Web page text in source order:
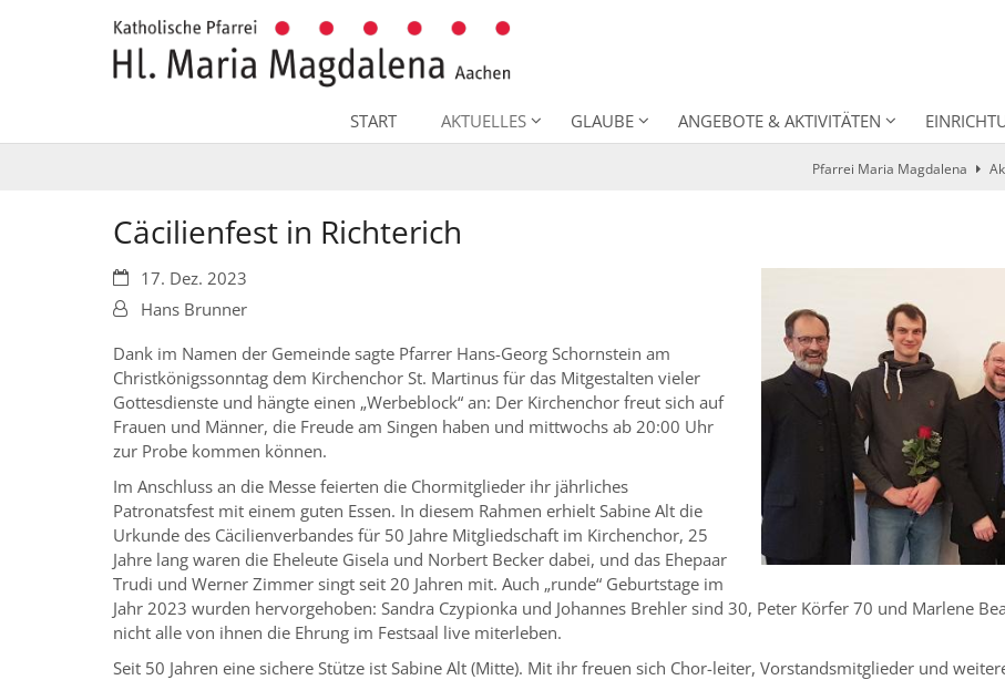
START AKTUELLES GLAUBE ANGEBOTE & AKTIVITÄTEN
Pfarrei Maria Magdalena
Cäcilienfest in Richterich
Datum:17. Dez. 2023
Von:Hans Brunner
Dank im Namen der Gemeinde sagte Pfarrer Hans-Georg Schornstein am
Christkönigssonntag dem Kirchenchor St. Martinus für das Mitgestalten vieler
Gottesdienste und hängte einen „Werbeblock“ an: Der Kirchenchor freut sich auf
Frauen und Männer, die Freude am Singen haben und mittwochs ab 20:00 Uhr
zur Probe kommen können.
Im Anschluss an die Messe feierten die Chormitglieder ihr jährliches
Patronatsfest mit einem guten Essen. In diesem Rahmen erhielt Sabine Alt die
Urkunde des Cäcilienverbandes für 50 Jahre Mitgliedschaft im Kirchenchor, 25
Jahre lang waren die Eheleute Gisela und Norbert Becker dabei, und das Ehepaar
Trudi und Werner Zimmer singt seit 20 Jahren mit. Auch „runde“ Geburtstage im
Jahr 2023 wurden hervorgehoben: Sandra Czypionka und Johannes Brehler sind 30, Peter Körfer 70 und Marlene
nicht alle von ihnen die Ehrung im Festsaal live miterleben.
Seit 50 Jahren eine sichere Stütze ist Sabine Alt (Mitte). Mit ihr freuen sich Chor-leiter, Vorstandsmitglieder und